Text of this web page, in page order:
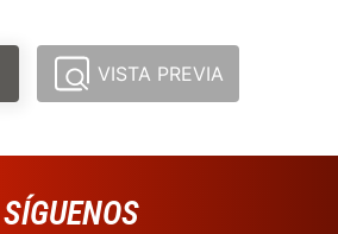
VISTA PREVIA
SÍGUENOS